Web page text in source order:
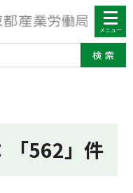
「562」件